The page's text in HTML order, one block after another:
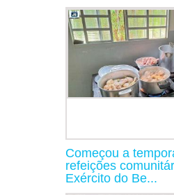
Começou a
refeições
Exército do Be...